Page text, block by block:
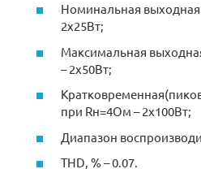
Номинальная
2х25Вт;
Максимальная
– 2х50Вт;
при Rн=4Ом – 2х100Вт;
Диапазон
THD, % – 0.07.